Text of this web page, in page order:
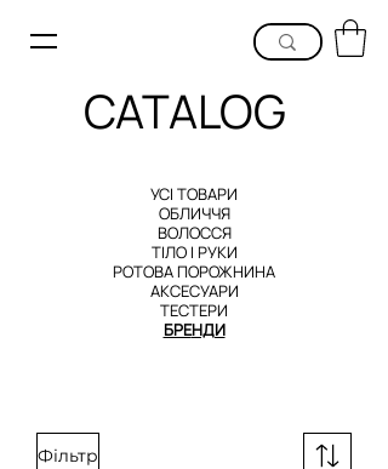
CATALOG
УСІ ТОВАРИ
ОБЛИЧЧЯ
ВОЛОССЯ
ТІЛОІ РУКИ
РОТОВА ПОРОЖНИНА
АКСЕСУАРИ
ТЕСТЕРИ
БРЕНДИ
Фільтр